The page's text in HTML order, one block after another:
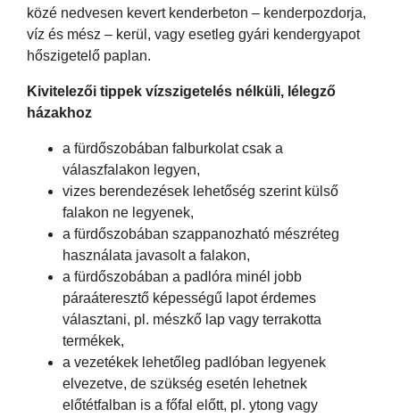
közé nedvesen kevert kenderbeton – kenderpozdorja,
víz és mész – kerül, vagy esetleg gyári kendergyapot
hőszigetelő paplan.
Kivitelezői tippek vízszigetelés nélküli, lélegző
házakhoz
a fürdőszobában falburkolat csak a
válaszfalakon legyen,
vizes berendezések lehetőség szerint külső
falakon ne legyenek,
a fürdőszobában szappanozható mészréteg
használata javasolt a falakon,
a fürdőszobában a padlóra minél jobb
páraáteresztő képességű lapot érdemes
választani, pl. mészkő lap vagy terrakotta
termékek,
a vezetékek lehetőleg padlóban legyenek
elvezetve, de szükség esetén lehetnek
előtétfalban is a főfal előtt, pl. ytong vagy